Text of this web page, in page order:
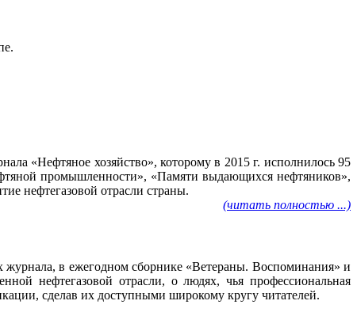
«Нефтяное хозяйство», которому в 2015 г. исполнилось 95
промышленности», «Памяти выдающихся нефтяников»,
нефтегазовой отрасли страны.
(читать полностью ...)
журнала, в ежегодном сборнике «Ветераны. Воспоминания» и
нефтегазовой отрасли, о людях, чья профессиональная
сделав их доступными широкому кругу читателей.